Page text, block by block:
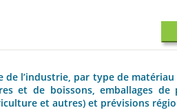
l’industrie, par type de
et de boissons, emballages
et autres) et prévisions